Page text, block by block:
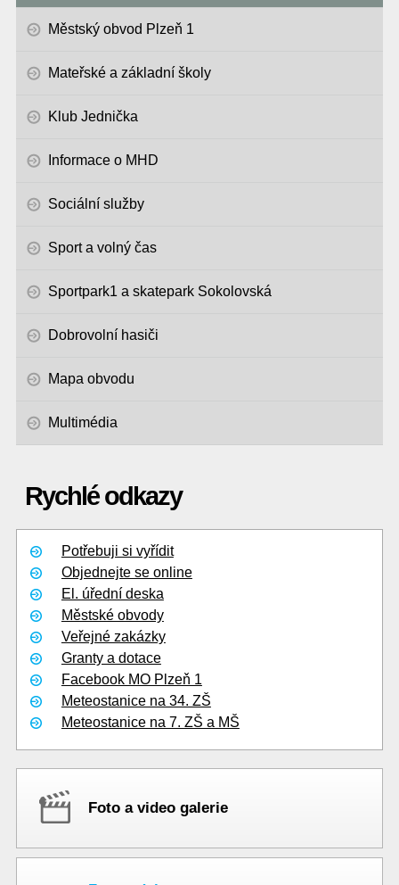
Městský obvod Plzeň 1
Mateřské a základní školy
Klub Jednička
Informace o MHD
Sociální služby
Sport a volný čas
Sportpark1 a skatepark Sokolovská
Dobrovolní hasiči
Mapa obvodu
Multimédia
Rychlé odkazy
Potřebuji si vyřídit
Objednejte se online
El. úřední deska
Městské obvody
Veřejné zakázky
Granty a dotace
Facebook MO Plzeň 1
Meteostanice na 34. ZŠ
Meteostanice na 7. ZŠ a MŠ
Foto a video galerie